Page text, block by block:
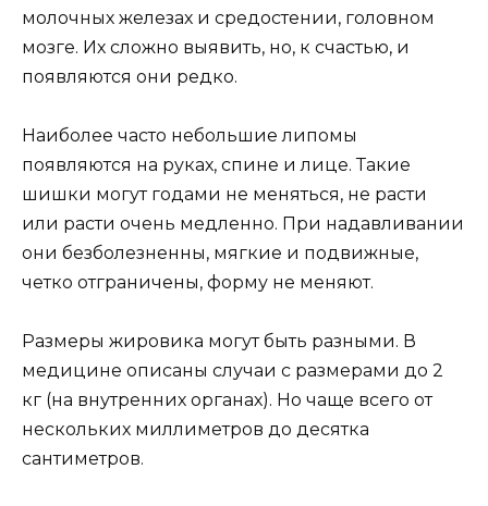
молочных железах и средостении, головном
мозге. Их сложно выявить, но, к счастью, и
появляются они редко.
Наиболее часто небольшие липомы
появляются на руках, спине и лице. Такие
шишки могут годами не меняться, не расти
или расти очень медленно. При надавливании
они безболезненны, мягкие и подвижные,
четко отграничены, форму не меняют.
Размеры жировика могут быть разными. В
медицине описаны случаи с размерами до 2
кг (на внутренних органах). Но чаще всего от
нескольких миллиметров до десятка
сантиметров.